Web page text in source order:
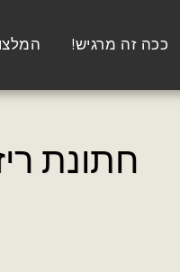
ככה זה מרגיש!
חתונת